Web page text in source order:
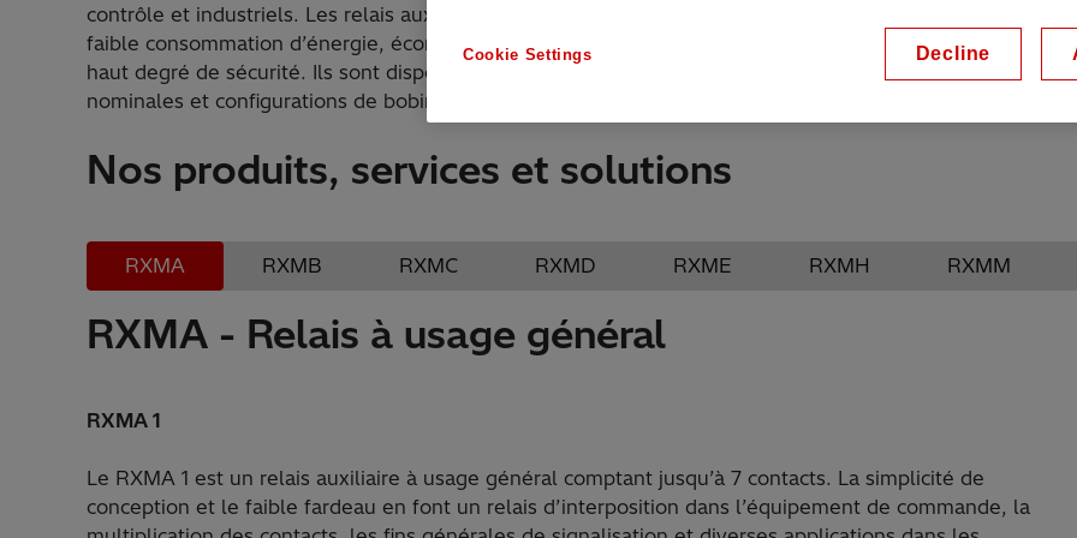
contrôle et industriels. Les relais auxiliaires Hitachi Énergie ont une
faible consommation d’énergie, économisent de l’espace et offrent un
haut degré de sécurité. Ils sont disponibles en différentes valeurs
nominales et configurations de bobine et de contact.
Nos produits, services et solutions
RXMA RXMB RXMC RXMD RXME RXMH RXMM
RXMA - Relais à usage général
RXMA 1
Le RXMA 1 est un relais auxiliaire à usage général comptant jusqu’à 7 contacts. La simplicité de
conception et le faible fardeau en font un relais d’interposition dans l’équipement de commande, la
Cookie Settings Decline